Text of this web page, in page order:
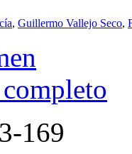
, Guillermo Vallejo Seco,
169